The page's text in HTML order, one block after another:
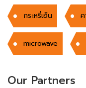
กระหรี่เอ็น ค
microwave
Our Partners